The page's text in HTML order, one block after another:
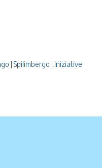
| Spilimbergo | Iniziative